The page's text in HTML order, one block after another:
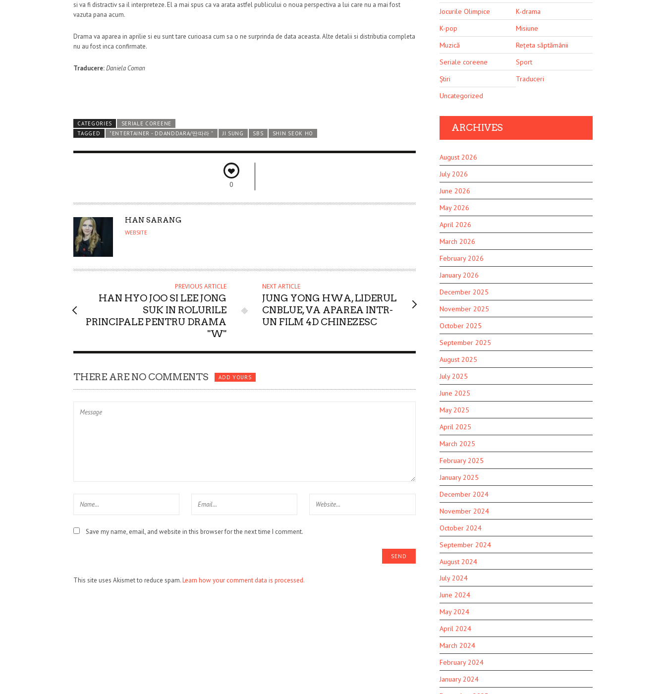
si va fi distractiv sa il interpreteze. El a mai spus ca va arata astfel publicului o noua perspectiva a lui care nu a mai fost
vazuta pana acum.
Drama va aparea in aprilie si eu sunt tare curioasa cum sa o ne surprinda de data aceasta. Alte detalii si distributia completa
nu au fost inca confirmate.
Traducere:Daniela Coman
CATEGORIES
SERIALE COREENE
TAGGED
"ENTERTAINER - DDANDDARA/딴따라 " JI SUNG SBS SHIN SEOK HO
0
A
U
O
HAN SARANG
WEBSITE
PREVIOUS ARTICLE
HAN HYO JOO SI LEE JONG
SUK IN ROLURILE
PRINCIPALE PENTRU DRAMA
"W"
NEXT ARTICLE
JUNG YONG HWA, LIDERUL
CNBLUE, VA APAREA INTR-
UN FILM 4D CHINEZESC
THERE ARE NO COMMENTS ADD YOURS
Save my name, email, and website in this browser for the next time I comment.
This site uses Akismet to reduce spam.Learn how your comment data is processed.
Jocurile Olimpice
K-drama
K-pop
Misiune
Muzică
Rețeta săptămânii
Seriale coreene
Sport
Știri
Traduceri
Uncategorized
ARCHIVES
August 2026
July 2026
June 2026
May 2026
April 2026
March 2026
February 2026
January 2026
December 2025
November 2025
October 2025
September 2025
August 2025
July 2025
June 2025
May 2025
April 2025
March 2025
February 2025
January 2025
December 2024
November 2024
October 2024
September 2024
August 2024
July 2024
June 2024
May 2024
April 2024
March 2024
February 2024
January 2024